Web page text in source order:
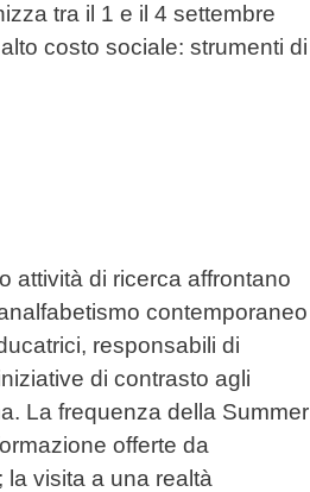
tra il 1 e il 4 settembre
costo sociale: strumenti di
attività di ricerca affrontano
contemporaneo
responsabili di
di contrasto agli
La frequenza della Summer
offerte da
visita a una realtà